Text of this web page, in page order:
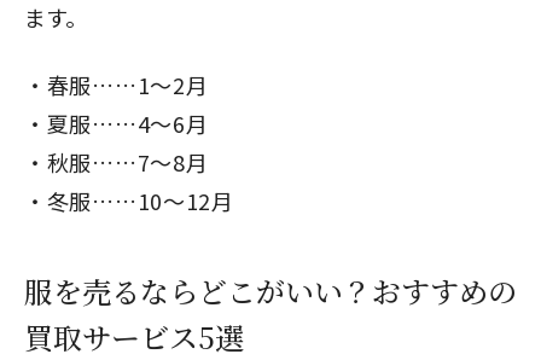
ます。
春服……1～2月
夏服……4～6月
秋服……7～8月
冬服……10～12月
服を売るならどこがいい？おすすめの
買取サービス5選